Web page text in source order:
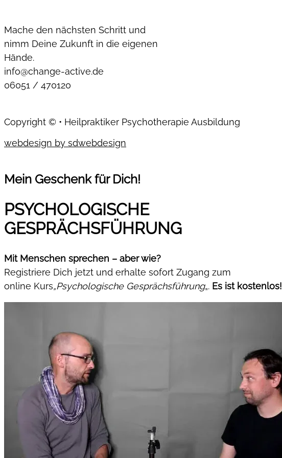
Mache den nächsten Schritt und
nimm Deine Zukunft in die eigenen
Hände.
info@change-active.de
06051 / 470120
Copyright © • Heilpraktiker Psychotherapie Ausbildung
webdesign by sdwebdesign
Mein Geschenk für Dich!
PSYCHOLOGISCHE
GESPRÄCHSFÜHRUNG
Mit Menschen sprechen – aber wie?
Registriere Dich jetzt und erhalte sofort Zugang zum
online Kurs„Psychologische Gesprächsführung„. Es ist kostenlos!